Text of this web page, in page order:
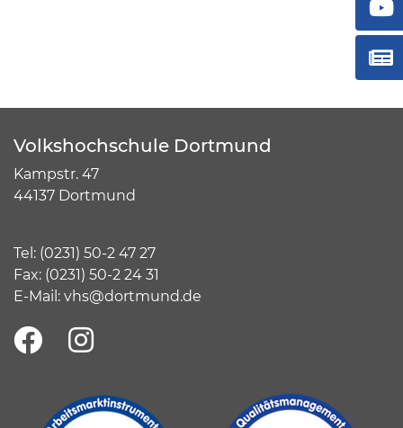
Volkshochschule Dortmund
Kampstr. 47
44137 Dortmund
Tel: (0231) 50-2 47 27
Fax: (0231) 50-2 24 31
E-Mail: vhs@dortmund.de